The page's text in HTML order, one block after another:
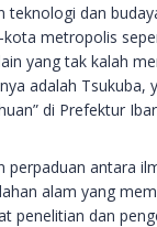
teknologi dan
metropolis
yang tak kalah
adalah Tsukuba,
di Prefektur
perpaduan antara
alam yang
penelitian dan